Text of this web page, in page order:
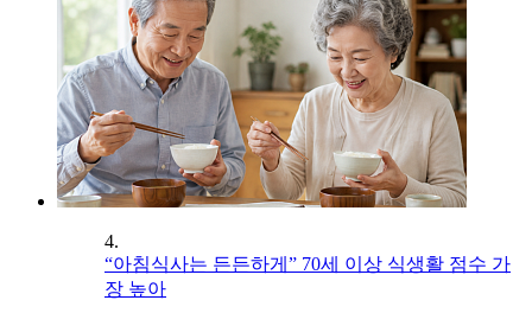
4.
“아침식사는 든든하게” 70세 이상 식생활 점수 가
장 높아